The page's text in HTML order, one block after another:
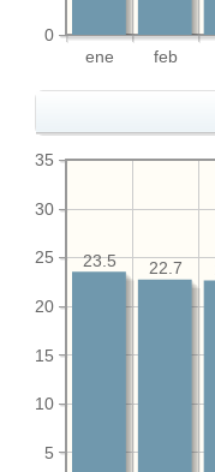
ene feb
0
5
10
15
20
25
30
35
22.7
23.5